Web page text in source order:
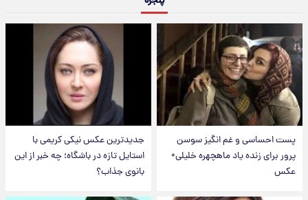
پست احساسی و غم انگیز سوسن
پرور برای زنده یاد ماهچهره خلیلی+
عکس
جدیدترین عکس نیکی کریمی با
استایل تازه در باشگاه؛ چه خبر از این
بانوی جذاب؟